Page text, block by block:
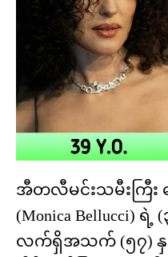
အီတလီမင်းသမီးကြီး
(Monica Bellucci)
လက်ရှိအသက် (၅၇)